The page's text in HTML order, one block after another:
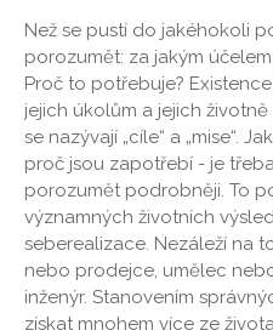
Než se pustí do jakéhokoli
porozumět: za jakým
Proč to potřebuje?
jejich úkolům a jejich
se nazývají „cíle“ a „mise“.
proč jsou zapotřebí - je
porozumět podrobněji. To
významných životních
seberealizace. Nezáleží na
nebo prodejce, umělec
inženýr. Stanovením
získat mnohem více ze